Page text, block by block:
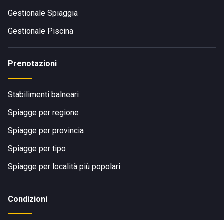
Gestionale Spiaggia
Gestionale Piscina
Prenotazioni
Stabilimenti balneari
Spiagge per regione
Spiagge per provincia
Spiagge per tipo
Spiagge per località più popolari
Condizioni